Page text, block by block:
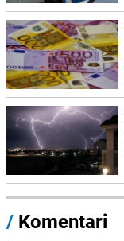
/ Komentari